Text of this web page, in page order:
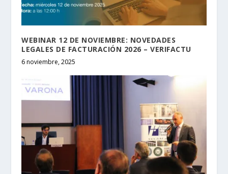
WEBINAR 12 DE NOVIEMBRE: NOVEDADES
LEGALES DE FACTURACIÓN 2026 – VERIFACTU
6 noviembre, 2025